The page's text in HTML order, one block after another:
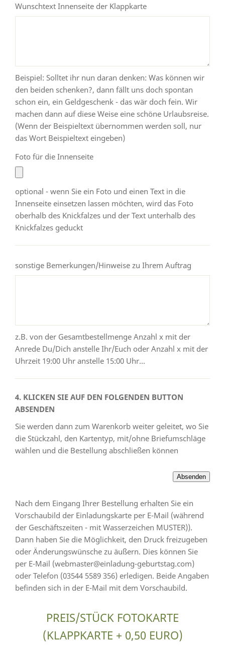
Wunschtext Innenseite der Klappkarte
Beispiel: Solltet ihr nun daran denken: Was können wir
den beiden schenken?, dann fällt uns doch spontan
schon ein, ein Geldgeschenk - das wär doch fein. Wir
machen dann auf diese Weise eine schöne Urlaubsreise.
(Wenn der Beispieltext übernommen werden soll, nur
das Wort Beispieltext eingeben)
Foto für die Innenseite
optional - wenn Sie ein Foto und einen Text in die
Innenseite einsetzen lassen möchten, wird das Foto
oberhalb des Knickfalzes und der Text unterhalb des
Knickfalzes geduckt
sonstige Bemerkungen/Hinweise zu Ihrem Auftrag
z.B. von der Gesamtbestellmenge Anzahl x mit der
Anrede Du/Dich anstelle Ihr/Euch oder Anzahl x mit der
Uhrzeit 19:00 Uhr anstelle 15:00 Uhr...
4. KLICKEN SIE AUF DEN FOLGENDEN BUTTON
ABSENDEN
Sie werden dann zum Warenkorb weiter geleitet, wo Sie
die Stückzahl, den Kartentyp, mit/ohne Briefumschläge
wählen und die Bestellung abschließen können
Nach dem Eingang Ihrer Bestellung erhalten Sie ein
Vorschaubild der Einladungskarte per E-Mail (während
der Geschäftszeiten - mit Wasserzeichen MUSTER)).
Dann haben Sie die Möglichkeit, den Druck freizugeben
oder Änderungswünsche zu äußern. Dies können Sie
per E-Mail (webmaster@einladung-geburtstag.com)
oder Telefon (03544 5589 356) erledigen. Beide Angaben
befinden sich in der E-Mail mit dem Vorschaubild.
PREIS/STÜCK FOTOKARTE
(KLAPPKARTE + 0,50 EURO)